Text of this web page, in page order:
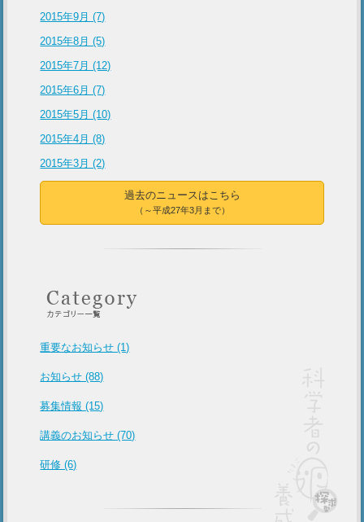
2015年9月 (7)
2015年8月 (5)
2015年7月 (12)
2015年6月 (7)
2015年5月 (10)
2015年4月 (8)
2015年3月 (2)
過去のニュースはこちら
（～平成27年3月まで）
重要なお知らせ (1)
お知らせ (88)
募集情報 (15)
講義のお知らせ (70)
研修 (6)